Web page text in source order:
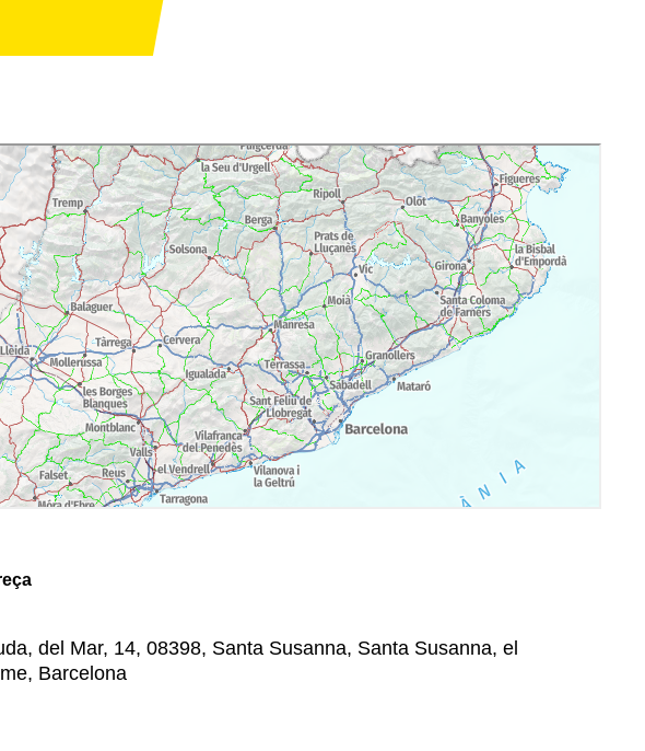
del Mar, 14, 08398, Santa Susanna, Santa Susanna, el
Barcelona